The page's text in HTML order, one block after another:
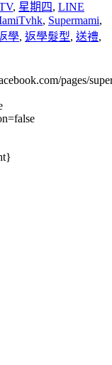
, 星期四, LINE
, Supermami,
學, 返學髮型, 送禮,
pages/